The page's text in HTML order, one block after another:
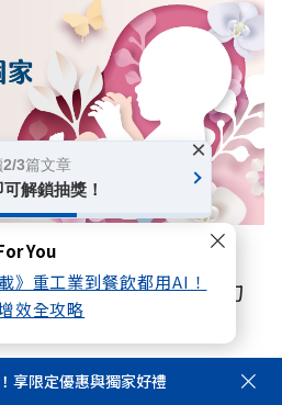
You
》重工業到餐飲都用AI！
效全攻略
殖如何搶救高齡生育力
享限定優惠與獨家好禮
3篇文章
解鎖抽獎！
×